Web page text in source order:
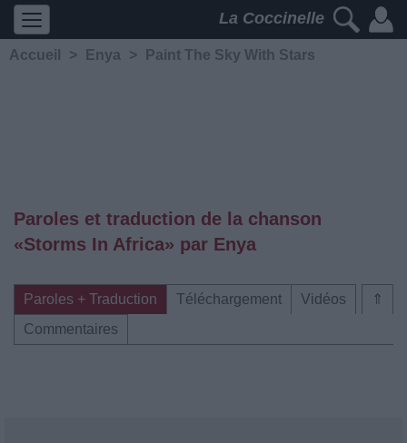
La Coccinelle
Accueil > Enya > Paint The Sky With Stars
Paroles et traduction de la chanson
«Storms In Africa» par Enya
⇑
Paroles + Traduction Téléchargement
Vidéos
Commentaires